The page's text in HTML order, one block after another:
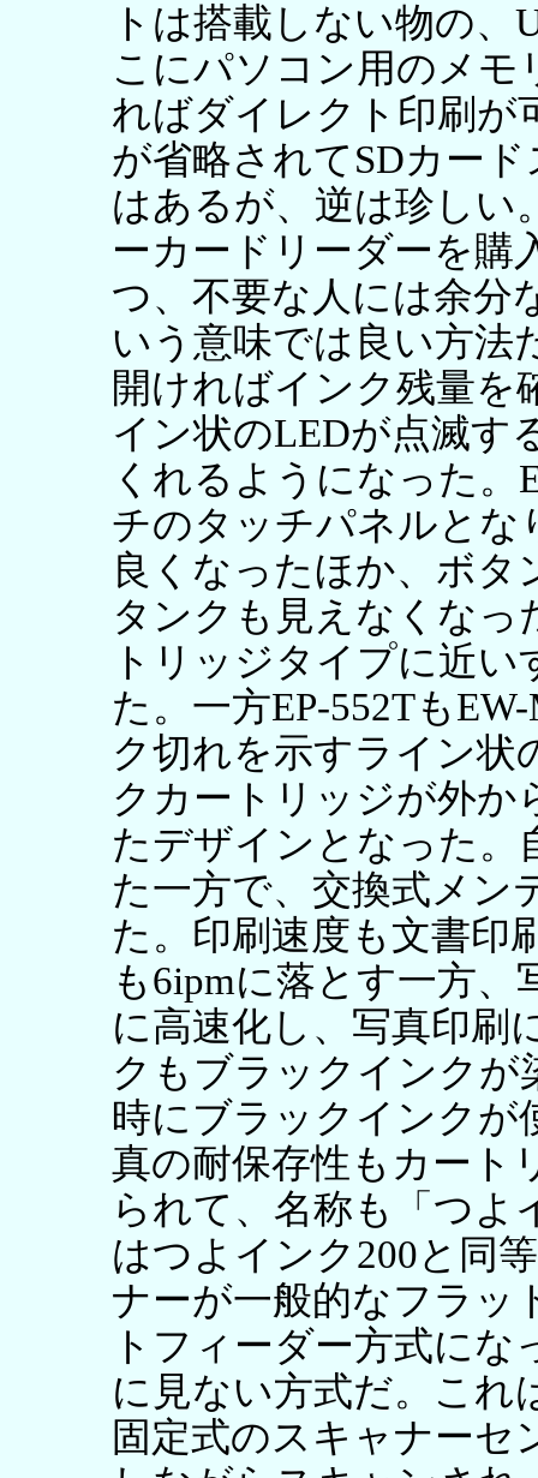
トは搭載しない物の
こにパソコン用のメモ
ればダイレクト印刷が
が省略されてSDカー
はあるが、逆は珍しい
ーカードリーダーを購
つ、不要な人には余分
いう意味では良い方法
開ければインク残量を
イン状のLEDが点滅す
くれるようになった。
チのタッチパネルとな
良くなったほか、ボ
タンクも見えなくなっ
トリッジタイプに近
た。一方EP-552Tも
ク切れを示すライン状
クカートリッジが外
たデザインとなった。
た一方で、交換式メン
た。印刷速度も文書印
も6ipmに落とす一方、
に高速化し、写真印刷
クもブラックインクが
時にブラックインクが
真の耐保存性もカート
られて、名称も「つよ
はつよインク200と同
ナーが一般的なフラッ
トフィーダー方式に
に見ない方式だ。これ
固定式のスキャナーセ